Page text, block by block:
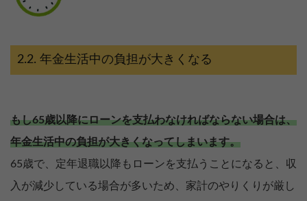
年金生活中の負担が大きくなる
もし65歳以降にローンを支払わなければならない場合は、
年金生活中の負担が大きくなってしまいます。
65歳で、定年退職以降もローンを支払うことになると、収
入が減少している場合が多いため、家計のやりくりが厳し